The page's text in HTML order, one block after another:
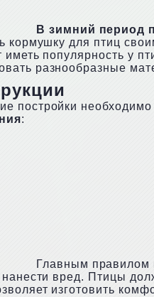
В зимний период
кормушку для птиц
иметь популярность у
разнообразные
постройки необходимо
:
Главным правилом
вред. Птицы
изготовить